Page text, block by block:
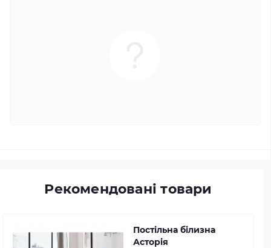
Рекомендовані товари
Постільна білизна
Асторія